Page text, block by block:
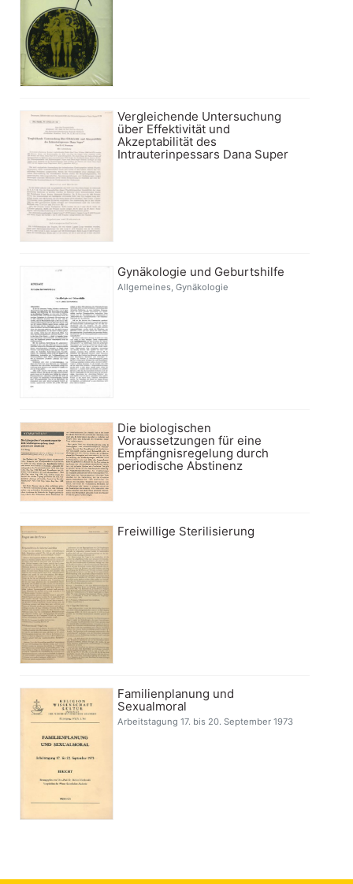
Vergleichende Untersuchung
über Effektivität und
Akzeptabilität des
Intrauterinpessars Dana Super
Gynäkologie und Geburtshilfe
Allgemeines, Gynäkologie
Die biologischen
Voraussetzungen für eine
Empfängnisregelung durch
periodische Abstinenz
Freiwillige Sterilisierung
Familienplanung und
Sexualmoral
Arbeitstagung 17. bis 20. September 1973